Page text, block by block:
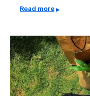
Read more